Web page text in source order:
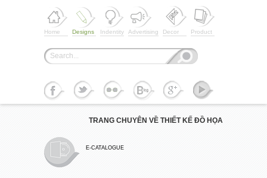
Home Designs Indentity Advertising Decor Product
TRANG CHUYÊN VỀ THIẾT KẾ ĐỒ HỌA
E-CATALOGUE